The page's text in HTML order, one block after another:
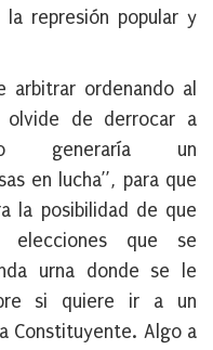
represión popular y
arbitrar ordenando al
olvide de derrocar a
generaría un
en lucha”, para que
la posibilidad de que
elecciones que se
urna donde se le
si quiere ir a un
Constituyente. Algo a